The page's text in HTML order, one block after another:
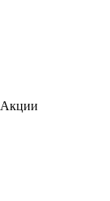
Акции